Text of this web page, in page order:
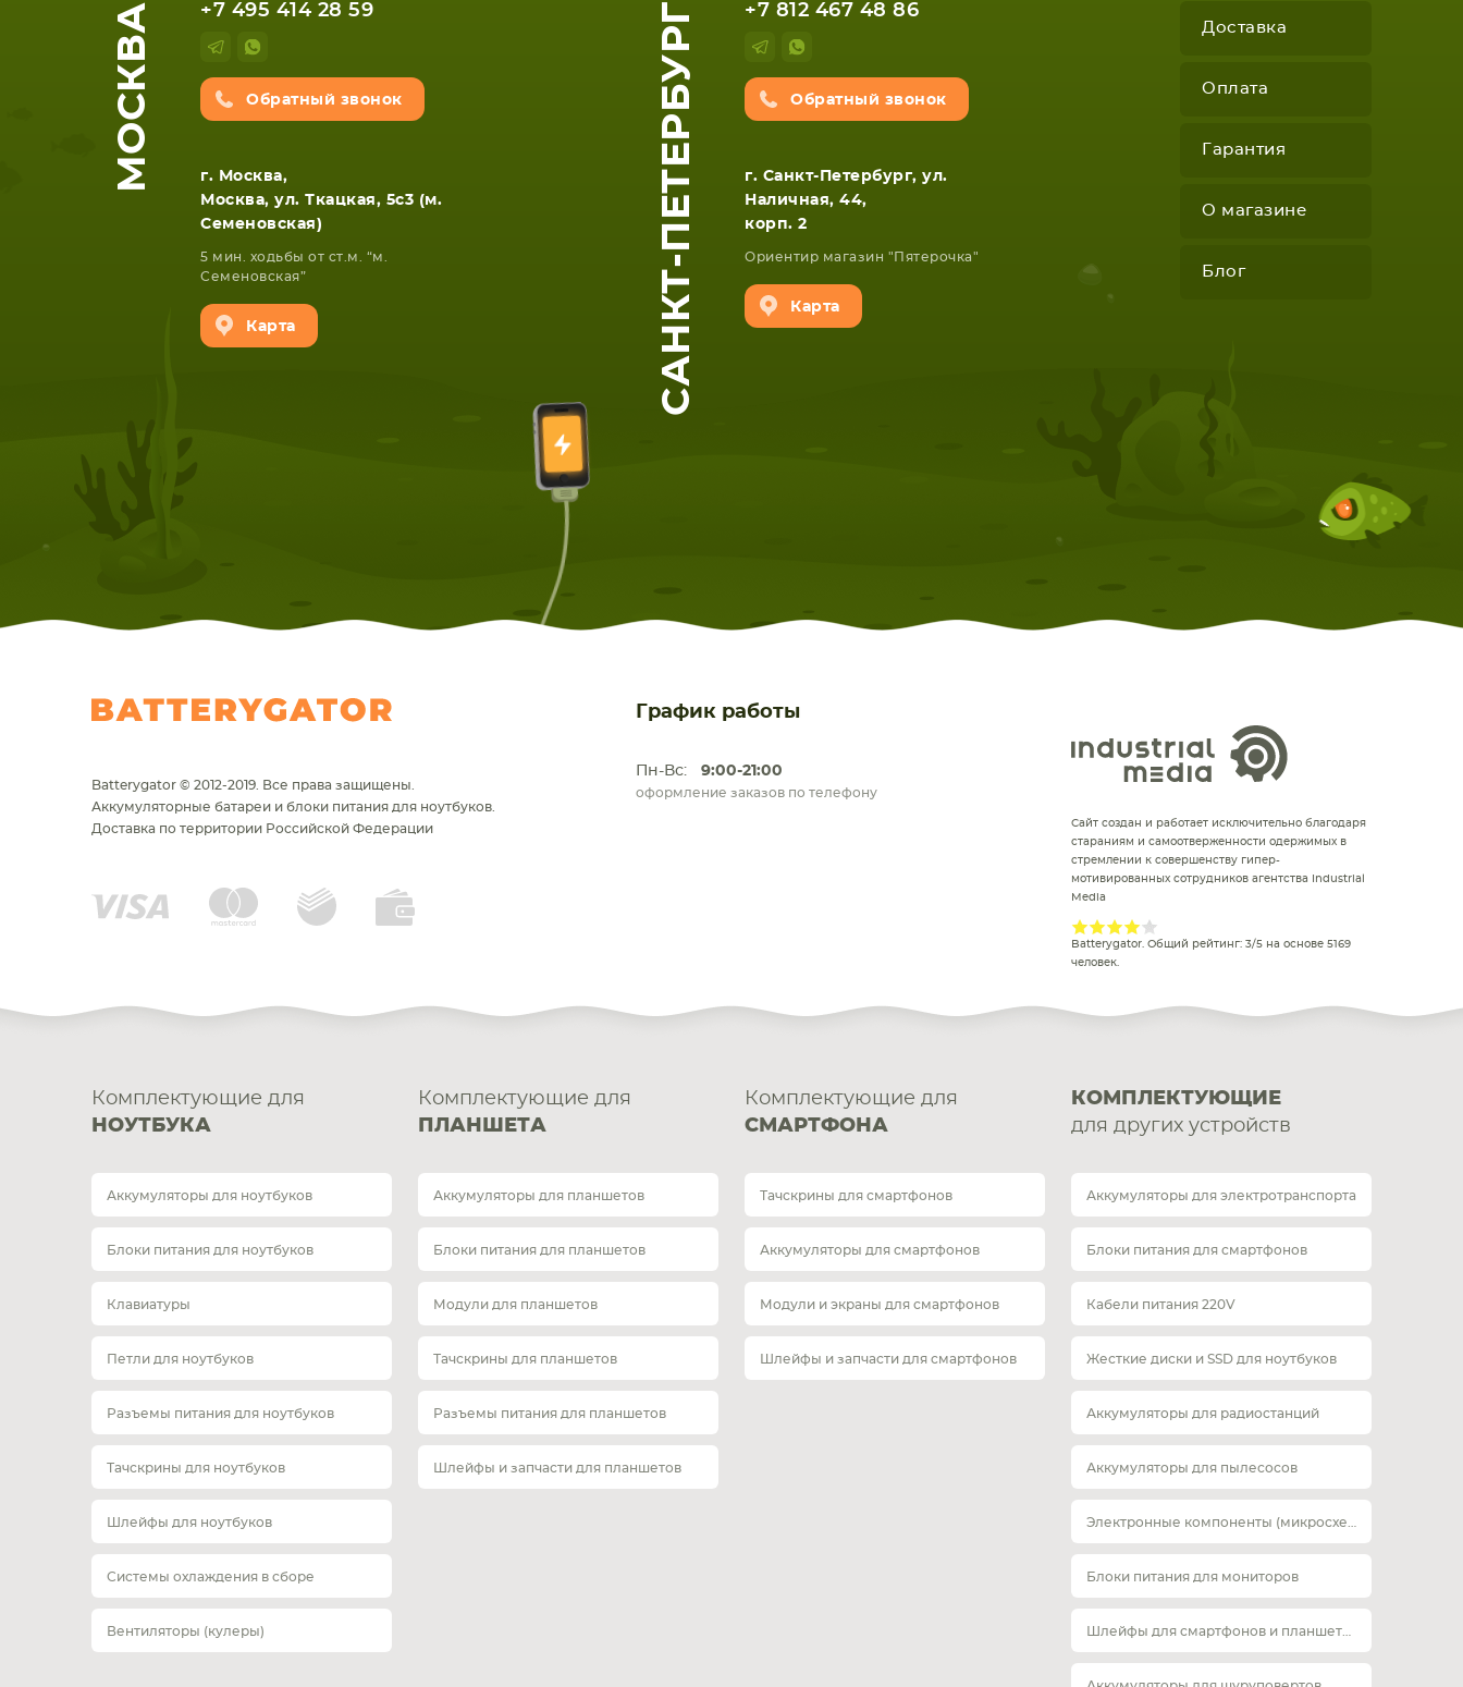
МОСКВА +7 495 414 28 59
Обратный звонок
г. Москва,
Москва, ул. Ткацкая, 5с3 (м.
Семеновская)
5 мин. ходьбы от ст.м. “м.
Семеновская”
Карта САНКТ-ПЕТЕРБУРГ +7 812 467 48 86
Обратный звонок
г. Санкт-Петербург, ул.
Наличная, 44,
корп. 2
Ориентир магазин "Пятерочка"
Карта
Доставка
Оплата
Гарантия
О магазине
Блог
График работы
Пн-Вс: 9:00-21:00
оформление заказов по телефону
Batterygator © 2012-2019. Все права защищены.
Аккумуляторные батареи и блоки питания для ноутбуков.
Доставка по территории Российской Федерации
Сайт создан и работает исключительно благодаря
стараниям и самоотверженности одержимых в
стремлении к совершенству гипер-
мотивированных сотрудников агентства Industrial
Media
Batterygator. Общий рейтинг: 3/5 на основе 5169
человек.
Комплектующие для
НОУТБУКА
Аккумуляторы для ноутбуков
Блоки питания для ноутбуков
Клавиатуры
Петли для ноутбуков
Разъемы питания для ноутбуков
Тачскрины для ноутбуков
Шлейфы для ноутбуков
Системы охлаждения в сборе
Вентиляторы (кулеры)
Комплектующие для
ПЛАНШЕТА
Аккумуляторы для планшетов
Блоки питания для планшетов
Модули для планшетов
Тачскрины для планшетов
Разъемы питания для планшетов
Шлейфы и запчасти для планшетов
Комплектующие для
СМАРТФОНА
Тачскрины для смартфонов
Аккумуляторы для смартфонов
Модули и экраны для смартфонов
Шлейфы и запчасти для смартфонов
КОМПЛЕКТУЮЩИЕ
для других устройств
Аккумуляторы для электротранспорта
Блоки питания для смартфонов
Кабели питания 220V
Жесткие диски и SSD для ноутбуков
Аккумуляторы для радиостанций
Аккумуляторы для пылесосов
Блоки питания для мониторов